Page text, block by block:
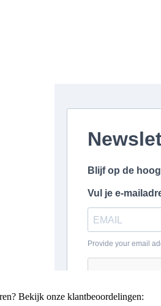
Bekijk onze klantbeoordelingen: